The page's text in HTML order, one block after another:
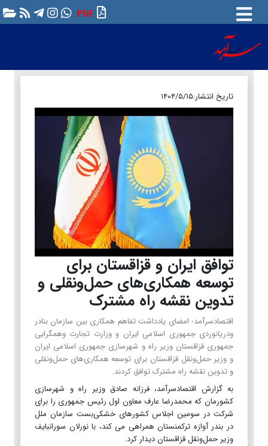
PDF
تاریخ انتشار:۱۴۰۴/۵/۱۵
توافق ایران و قزاقستان برای
توسعه همکاری‌های حمل‌ونقلی و
تدوین نقشه راه مشترک
اقتصادسرآمد- امضای یادداشت تفاهم همکاری بین سازمان بنادر
ودریانوردی جمهوری اسلامی ایران و وزارت تجارت وهمگرایی
جمهوری قزاقستان وزیر راه و شهرسازی جمهوری اسلامی ایران
و وزیر حمل‌ونقل قزاقستان برای توسعه همکاری‌های حمل‌ونقلی
و تدوین نقشه راه مشترک توافق کردند.
به گزارش اقتصادسرآمد، فرزانه صادق وزیر راه و شهرسازی
کشورمان که محمدرضا عارف معاون اول رئیس جمهوری را برای
شرکت در سومین اجلاس کشورهای خشکی‌بست سازمان ملل
در بندر آوازه ترکمنستان همراهی می کند، با نورلان سورانبایف
وزیر حمل‌ونقل قزاقستان دیدار کرد.